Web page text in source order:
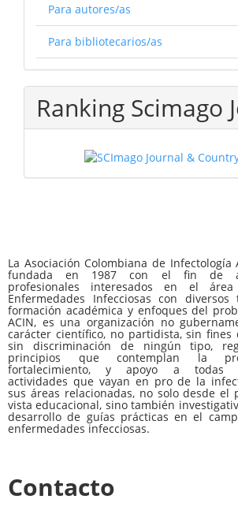
Para autores/as
Para bibliotecarios/as
Ranking Scimago
La Asociación Colombiana de Infectología
fundada en 1987 con el fin de
profesionales interesados en el
Enfermedades Infecciosas con
formación académica y enfoques del
ACIN, es una organización no
carácter científico, no partidista, sin fines
sin discriminación de ningún tipo,
principios que contemplan la
fortalecimiento, y apoyo a todas
actividades que vayan en pro de la
sus áreas relacionadas, no solo desde el
vista educacional, sino también
desarrollo de guías prácticas en el
enfermedades infecciosas.
Contacto